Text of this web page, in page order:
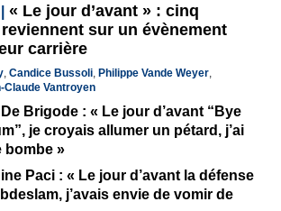
« Le jour d’avant » : cinq
sur un évènement
carrière
, Candice Bussoli, Philippe Vande Weyer,
Claude Vantroyen
Brigode : « Le jour d’avant “Bye
je croyais allumer un pétard, j’ai
bombe »
Paci : « Le jour d’avant la défense
j’avais envie de vomir de